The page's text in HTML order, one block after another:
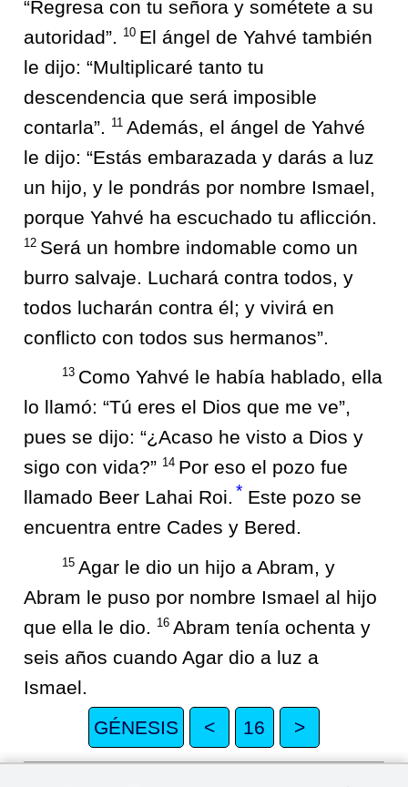
“Regresa con tu señora y sométete a su
autoridad”.
10 El ángel de Yahvé también
le dijo: “Multiplicaré tanto tu
descendencia que será imposible
contarla”.
11 Además, el ángel de Yahvé
le dijo: “Estás embarazada y darás a luz
un hijo, y le pondrás por nombre Ismael,
porque Yahvé ha escuchado tu aflicción.
12 Será un hombre indomable como un
burro salvaje. Luchará contra todos, y
todos lucharán contra él; y vivirá en
conflicto con todos sus hermanos”.
13 Como Yahvé le había hablado, ella
lo llamó: “Tú eres el Dios que me ve”,
pues se dijo: “¿Acaso he visto a Dios y
sigo con vida?” 14 Por eso el pozo fue
llamado Beer Lahai Roi. * Este pozo se
encuentra entre Cades y Bered.
15 Agar le dio un hijo a Abram, y
Abram le puso por nombre Ismael al hijo
que ella le dio.
16 Abram tenía ochenta y
seis años cuando Agar dio a luz a
Ismael.
GÉNESIS
< 16 >